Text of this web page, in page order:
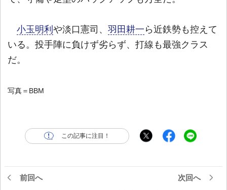
小玉明利 や淡口憲司、 羽田耕一 ら近鉄勢も控えて
いる。投手陣に負けず劣らず、打線も最強クラス
だ。
写真＝BBM
この記事に注目！
前回へ 次回へ